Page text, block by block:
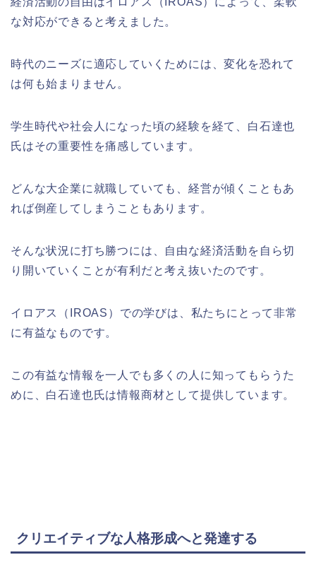
な対応ができると考えました。
時代のニーズに適応していくためには、変化を恐れて
は何も始まりません。
学生時代や社会人になった頃の経験を経て、白石達也
氏はその重要性を痛感しています。
どんな大企業に就職していても、経営が傾くこともあ
れば倒産してしまうこともあります。
そんな状況に打ち勝つには、自由な経済活動を自ら切
り開いていくことが有利だと考え抜いたのです。
イロアス（ IROAS ）での学びは、私たちにとって非常
に有益なものです。
この有益な情報を一人でも多くの人に知ってもらうた
めに、白石達也氏は情報商材として提供しています。
クリエイティブな人格形成へと発達する